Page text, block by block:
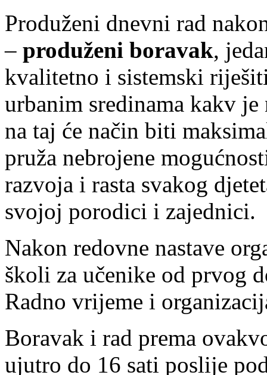
Produženi dnevni rad
– produženi boravak,
kvalitetno i sistemski
urbanim sredinama kakv
na taj će način biti
pruža nebrojene
razvoja i rasta svakog
svojoj porodici i zajednici.
Nakon redovne nastave
školi za učenike od prvog
Radno vrijeme i
Boravak i rad prema
ujutro do 16 sati poslije